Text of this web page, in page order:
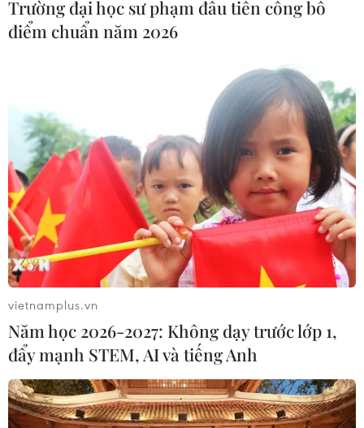
Chuyên gia khí tượng hướng dẫn cách ứng
phó với sóng nhiệt
08/06/2023 07:25
Để ứng phó với sóng nhiệt, những người phải làm việc
trong thời tiết nắng nóng cần bố trí thời gian làm việc
vào sáng sớm hoặc chiều muộn, hạn chế thời gian làm
việc trong môi trường nhiệt độ cao.
Trường đại học sư phạm đầu tiên công bố
điểm chuẩn năm 2026
vietnamplus.vn
Năm học 2026-2027: Không dạy trước lớp 1,
đẩy mạnh STEM, AI và tiếng Anh